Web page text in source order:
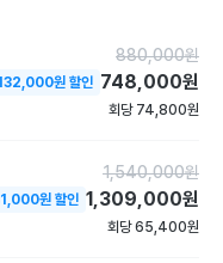
이 드립니다."
880,000원
원 할인 748,000원
회당 74,800원
1,540,000원
원 할인 1,309,000원
회당 65,400원